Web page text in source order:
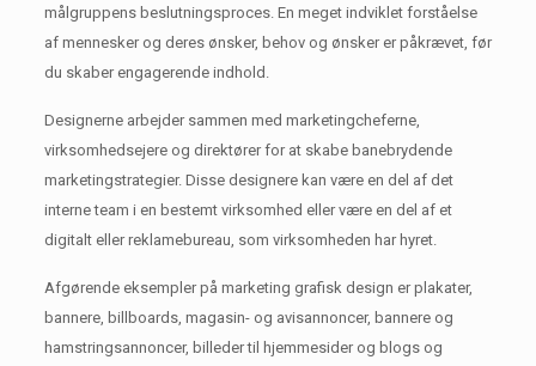
målgruppens beslutningsproces. En meget indviklet forståelse
af mennesker og deres ønsker, behov og ønsker er påkrævet, før
du skaber engagerende indhold.
Designerne arbejder sammen med marketingcheferne,
virksomhedsejere og direktører for at skabe banebrydende
marketingstrategier. Disse designere kan være en del af det
interne team i en bestemt virksomhed eller være en del af et
digitalt eller reklamebureau, som virksomheden har hyret.
Afgørende eksempler på marketing grafisk design er plakater,
bannere, billboards, magasin- og avisannoncer, bannere og
hamstringsannoncer, billeder til hjemmesider og blogs og